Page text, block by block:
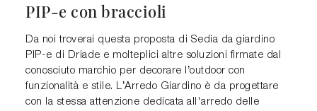
PIP-e con braccioli
Da noi troverai questa proposta di Sedia da giardino
PIP-e di Driade e molteplici altre soluzioni firmate dal
conosciuto marchio per decorare l’outdoor con
funzionalità e stile. L’Arredo Giardino è da progettare
con la stessa attenzione dedicata all'arredo delle